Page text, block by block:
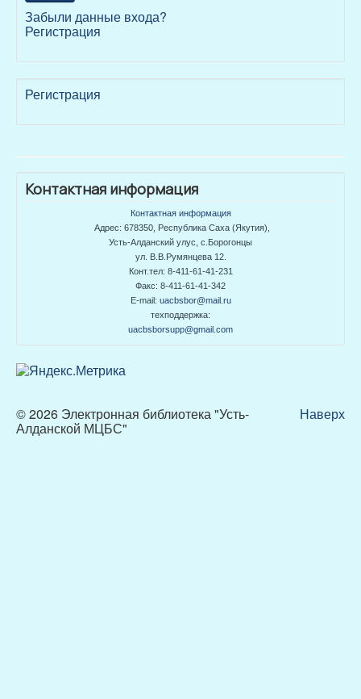
Забыли данные входа?
Регистрация
Регистрация
Контактная информация
Контактная информация
Адрес: 678350, Республика Саха (Якутия),
Усть-Алданский улус, с.Борогонцы
ул. В.В.Румянцева 12.
Конт.тел: 8-411-61-41-231
Факс: 8-411-61-41-342
E-mail: uacbsbor@mail.ru
техподдержка:
uacbsborsupp@gmail.com
Наверх
© 2026 Электронная библиотека "Усть-
Алданской МЦБС"